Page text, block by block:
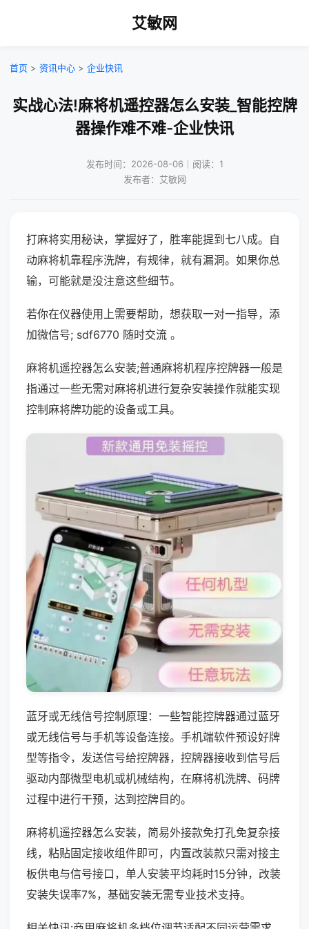
艾敏网
首页 > 资讯中心 > 企业快讯
实战心法!麻将机遥控器怎么安装_智能控牌
器操作难不难-企业快讯
发布时间：2026-08-06｜阅读：1
发布者：艾敏网
打麻将实用秘诀，掌握好了，胜率能提到七八成。自
动麻将机靠程序洗牌，有规律，就有漏洞。如果你总
输，可能就是没注意这些细节。
若你在仪器使用上需要帮助，想获取一对一指导，添
加微信号; sdf6770 随时交流 。
麻将机遥控器怎么安装;普通麻将机程序控牌器一般是
指通过一些无需对麻将机进行复杂安装操作就能实现
控制麻将牌功能的设备或工具。
蓝牙或无线信号控制原理：一些智能控牌器通过蓝牙
或无线信号与手机等设备连接。手机端软件预设好牌
型等指令，发送信号给控牌器，控牌器接收到信号后
驱动内部微型电机或机械结构，在麻将机洗牌、码牌
过程中进行干预，达到控牌目的。
麻将机遥控器怎么安装，简易外接款免打孔免复杂接
线，粘贴固定接收组件即可，内置改装款只需对接主
板供电与信号接口，单人安装平均耗时15分钟，改装
安装失误率7%，基础安装无需专业技术支持。